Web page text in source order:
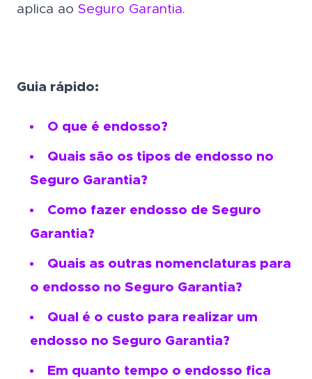
aplica ao Seguro Garantia.
Guia rápido:
O que é endosso?
Quais são os tipos de endosso no
Seguro Garantia?
Como fazer endosso de Seguro
Garantia?
Quais as outras nomenclaturas para
o endosso no Seguro Garantia?
Qual é o custo para realizar um
endosso no Seguro Garantia?
Em quanto tempo o endosso fica